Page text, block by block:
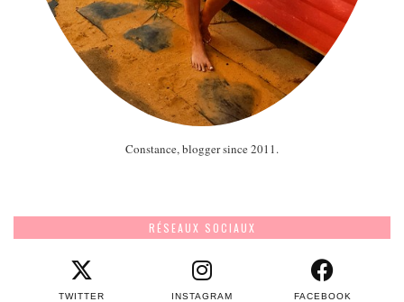
Constance, blogger since 2011.
RÉSEAUX SOCIAUX
TWITTER INSTAGRAM FACEBOOK